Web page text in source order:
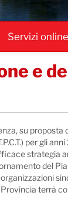
Servizi online
e
su proposta
per gli
strategia
del
terrà